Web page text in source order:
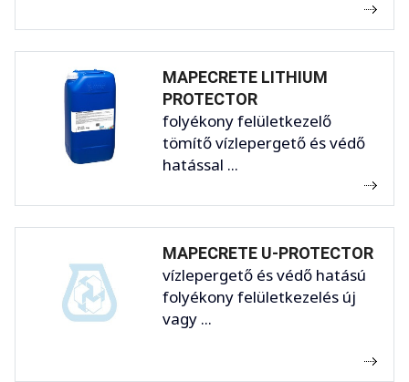
MAPECRETE LITHIUM
PROTECTOR
folyékony felületkezelő
tömítő vízlepergető és védő
hatással ...
MAPECRETE U-PROTECTOR
vízlepergető és védő hatású
folyékony felületkezelés új
vagy ...